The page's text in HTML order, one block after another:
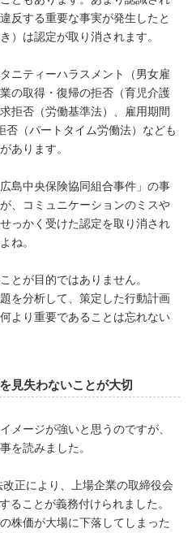
反する重要な事実が発生したと
）は認定が取り消されます。
ニティーハラスメント（男女雇
の取得・復帰の拒否（育児介護
拒否（労働基準法）、雇用期間
（パートタイム労働法）なども
あります。
島中央保険協同組合事件」の事
、コミュニケーションのミスや
っかく受けた認定を取り消され
ね。
とが目的ではありません。
を分析して、策定した行動計画
より重要であることは忘れない
見失わないことが大切
メージが強いと思うのですが、
を読みました。
正により、上場企業の取締役会
ることが義務付けられました。
株価が大場に下落してしまった